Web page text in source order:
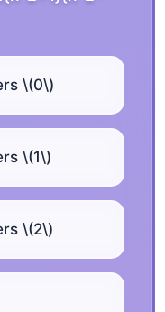
\(0\)
\(1\)
\(2\)